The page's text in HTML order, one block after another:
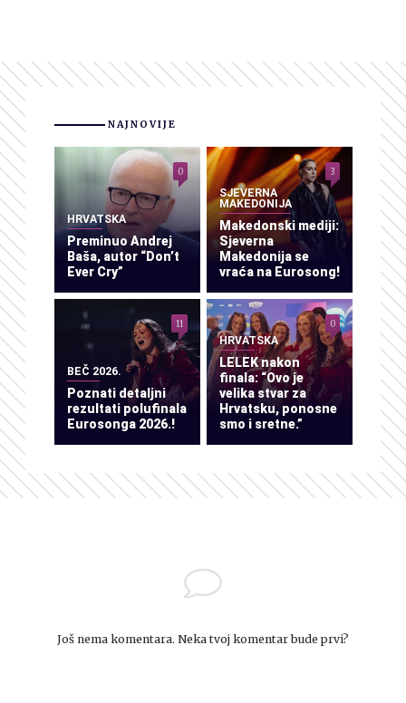
NAJNOVIJE
HRVATSKA
Preminuo Andrej
Baša, autor “Don’t
Ever Cry”
0
SJEVERNA
MAKEDONIJA
Makedonski mediji:
Sjeverna
Makedonija se
vraća na Eurosong!
3
BEČ 2026.
Poznati detaljni
rezultati polufinala
Eurosonga 2026.!
11
HRVATSKA
LELEK nakon
finala: “Ovo je
velika stvar za
Hrvatsku, ponosne
smo i sretne.”
0
Još nema komentara. Neka tvoj komentar bude prvi?